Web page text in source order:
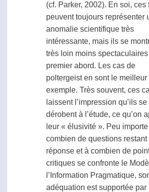
(cf. Parker, 2002). En soi, ces
peuvent toujours représenter
anomalie scientifique très
intéressante, mais ils se
très loin moins spectaculaires
premier abord. Les cas de
poltergeisten sont le meilleur
exemple. Très souvent, ces
laissent l’impression qu’ils se
dérobent à l’étude, ce qu’on
leur « élusivité ». Peu importe
combien de questions restant
réponse et à combien de
critiques se confronte le
l’Information Pragmatique,
adéquation est supportée par